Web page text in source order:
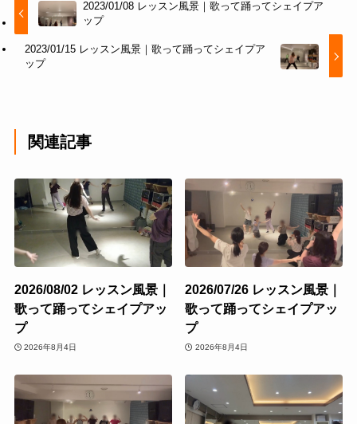
2023/01/08 レッスン風景｜歌って踊ってシェイプア
ップ
2023/01/15 レッスン風景｜歌って踊ってシェイプア
ップ
関連記事
2026/08/02 レッスン風景｜
歌って踊ってシェイプアッ
プ
2026年8月4日
2026/07/26 レッスン風景｜
歌って踊ってシェイプアッ
プ
2026年8月4日